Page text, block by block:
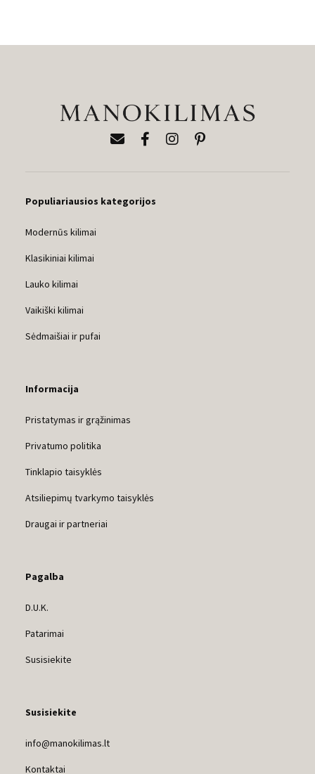
Populiariausios kategorijos
Modernūs kilimai
Klasikiniai kilimai
Lauko kilimai
Vaikiški kilimai
Sėdmaišiai ir pufai
Informacija
Pristatymas ir grąžinimas
Privatumo politika
Tinklapio taisyklės
Atsiliepimų tvarkymo taisyklės
Draugai ir partneriai
Pagalba
D.U.K.
Patarimai
Susisiekite
Susisiekite
info@manokilimas.lt
Kontaktai